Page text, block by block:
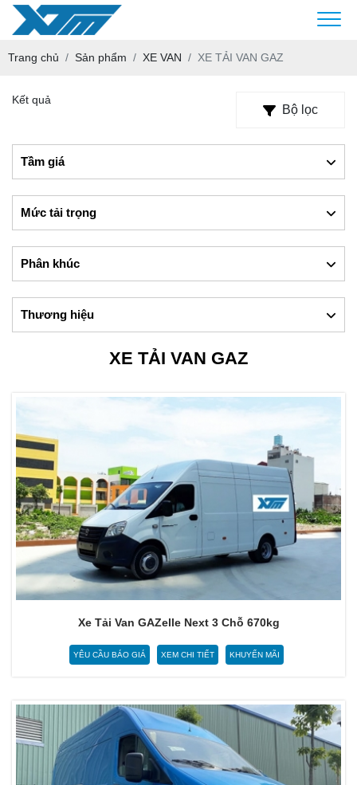
Trang chủ Sản phẩm XE VAN XE TẢI VAN GAZ
Kết quả
Bộ lọc
Tầm giá
Mức tải trọng
Phân khúc
Thương hiệu
XE TẢI VAN GAZ
Xe Tải Van GAZelle Next 3 Chỗ 670kg
YÊU CẦU BÁO GIÁ XEM CHI TIẾT KHUYẾN MÃI